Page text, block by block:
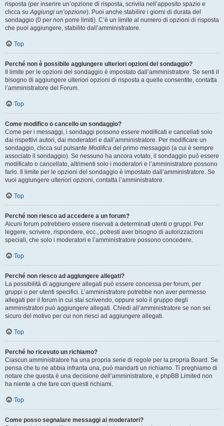
risposta (per inserire un’opzione di risposta, scrivila nell’apposito spazio e
clicca suAggiungi un’opzione). Puoi anche stabilire i giorni di durata del
sondaggio (0 per non porre limiti). C’è un limite al numero di opzioni di risposta
che puoi aggiungere, stabilito dall’amministratore.
Top
Perché non è possibile aggiungere ulteriori opzioni del sondaggio?
Il limite per le opzioni del sondaggio è impostato dall’amministratore. Se senti il
bisogno di aggiungere ulteriori opzioni di risposta a quelle consentite, contatta
l’amministratore del Forum.
Top
Come modifico o cancello un sondaggio?
Come per i messaggi, i sondaggi possono essere modificati e cancellati solo
dai rispettivi autori, dai moderatori e dall’amministratore. Per modificare un
sondaggio, clicca sul pulsante Modifica del primo messaggio (a cui è sempre
associato il sondaggio). Se nessuno ha ancora votato, il sondaggio può essere
modificato o cancellato, altrimenti solo i moderatori e l’amministratore possono
farlo. Il limite per le opzioni del sondaggio è impostato dall’amministratore. Se
vuoi aggiungere ulteriori opzioni, contatta l’amministratore.
Top
Perché non riesco ad accedere a un forum?
Alcuni forum potrebbero essere riservati a determinati utenti o gruppi. Per
leggere, scrivere, rispondere, ecc., potresti aver bisogno di autorizzazioni
speciali, che solo i moderatori e l’amministratore possono concedere.
Top
Perché non riesco ad aggiungere allegati?
La possibilità di aggiungere allegati può essere concessa per forum, per
gruppi o per utenti specifici. L’amministratore potrebbe non aver permesso
allegati per il forum in cui stai scrivendo, oppure solo il gruppo degli
amministratori può aggiungere allegati. Chiedi all’amministratore se non sei
sicuro del motivo per cui non riesci ad aggiungere allegati.
Top
Perché ho ricevuto un richiamo?
Ciascun amministratore ha una propria serie di regole per la propria Board. Se
pensa che tu ne abbia infranta una, può mandarti un richiamo. Ti preghiamo di
notare che questa è una decisione dell’amministratore, e phpBB Limited non
ha niente a che fare con questi richiami.
Top
Come posso segnalare messaggi ai moderatori?